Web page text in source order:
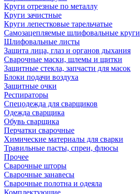
Круги отрезные по металлу
Круги зачистные
Круги лепестковые тарельчатые
Самозацепляемые шлифовальные круги
Шлифовальные листы
Защита лица, глаз и органов дыхания
Сварочные маски, шлемы и щитки
Защитные стекла, запчасти для масок
Блоки подачи воздуха
Защитные очки
Респираторы
Спецодежда для сварщиков
Одежда сварщика
Обувь сварщика
Перчатки сварочные
Химические материалы для сварки
Травильные пасты, спреи, флюсы
Прочее
Сварочные шторы
Сварочные занавесы
Сварочные полотна и одеяла
Комплектующие